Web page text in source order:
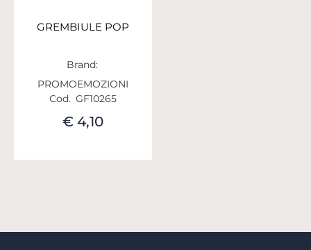
GREMBIULE POP
Brand:
PROMOEMOZIONI
Cod. GF10265
€ 4,10